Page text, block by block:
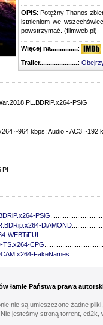
OPIS: Potężny Thanos
istnieniom we
powstrzymać. (filmweb.pl)
Więcej :
:
PSiG
~964 kbps; Audio - AC3 ~192
PSiG
DiAMOND
WEBTiFUL
TS.x264-CPG
FakeNames
łamie Państwa prawa
nie są umieszczone żadne
Nie jesteśmy stroną torrent, ed2k,